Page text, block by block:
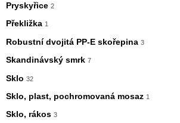
Pryskyřice 2
Překližka 1
Robustní dvojitá PP-E skořepina 3
Skandinávský smrk 7
Sklo 32
Sklo, plast, pochromovaná mosaz 1
Sklo, rákos 3